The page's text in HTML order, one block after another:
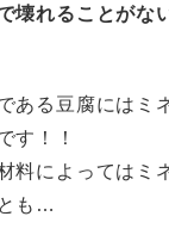
壊れることがな
ある豆腐にはミ
す！！
料によってはミ
とも…